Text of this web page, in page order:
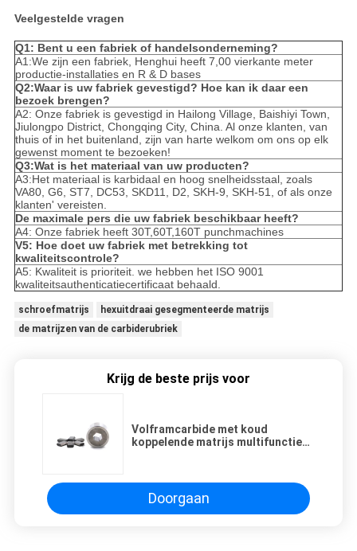
Veelgestelde vragen
Q1: Bent u een fabriek of handelsonderneming?
A1:We zijn een fabriek, Henghui heeft 7,00 vierkante meter
productie-installaties en R & D bases
Q2:Waar is uw fabriek gevestigd? Hoe kan ik daar een
bezoek brengen?
A2: Onze fabriek is gevestigd in Hailong Village, Baishiyi Town,
Jiulongpo District, Chongqing City, China. Al onze klanten, van
thuis of in het buitenland, zijn van harte welkom om ons op elk
gewenst moment te bezoeken!
Q3:Wat is het materiaal van uw producten?
A3:Het materiaal is karbidaal en hoog snelheidsstaal, zoals
VA80, G6, ST7, DC53, SKD11, D2, SKH-9, SKH-51, of als onze
klanten' vereisten.
De maximale pers die uw fabriek beschikbaar heeft?
A4: Onze fabriek heeft 30T,60T,160T punchmachines
V5: Hoe doet uw fabriek met betrekking tot
kwaliteitscontrole?
A5: Kwaliteit is prioriteit. we hebben het ISO 9001
kwaliteitsauthenticatiecertificaat behaald.
schroefmatrijs
hexuitdraai gesegmenteerde matrijs
de matrijzen van de carbiderubriek
Krijg de beste prijs voor
Volframcarbide met koud
koppelende matrijs multifunctie
Doorgaan